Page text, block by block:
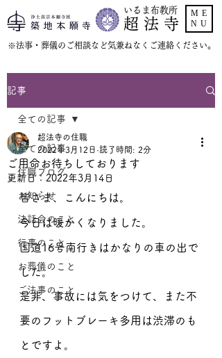
いるま布教所
超 法 寺
​※法事・葬儀のご相談など気兼ねなくご連絡ください。
ME
NU
記事
全ての記事
住職ブログ
お知らせ
法話会のこと
行事のこと
お葬儀のこと
ご法事のこと
全ての記事
ご用命お待ちしております
超法寺の住職
2022年3月12日 読了時間: 2分
更新日： 2022年3月14日
皆さま、こんにちは。
今日は暖かくなりました。
国道16号南行きはかなりの車の出で
した。
是非、事故には気をつけて、また不
要のフットブレーキ多用は渋滞のも
とですよ。